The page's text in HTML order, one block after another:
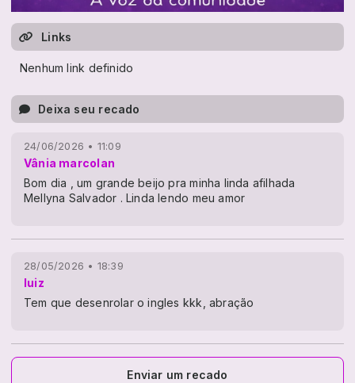
Links
Nenhum link definido
Deixa seu recado
Vânia marcolan
24/06/2026 • 11:09
Bom dia , um grande beijo pra minha linda afilhada
Mellyna Salvador . Linda lendo meu amor
luiz
28/05/2026 • 18:39
Tem que desenrolar o ingles kkk, abração
Enviar um recado